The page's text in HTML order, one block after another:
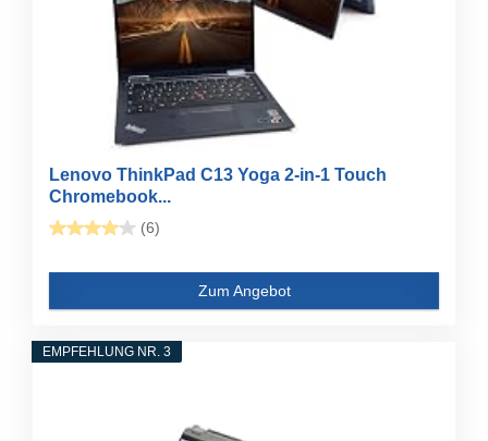
Lenovo ThinkPad C13 Yoga 2-in-1 Touch
Chromebook...
(6)
Zum Angebot
EMPFEHLUNG NR. 3